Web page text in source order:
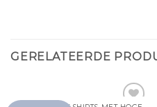
GERELATEERDE